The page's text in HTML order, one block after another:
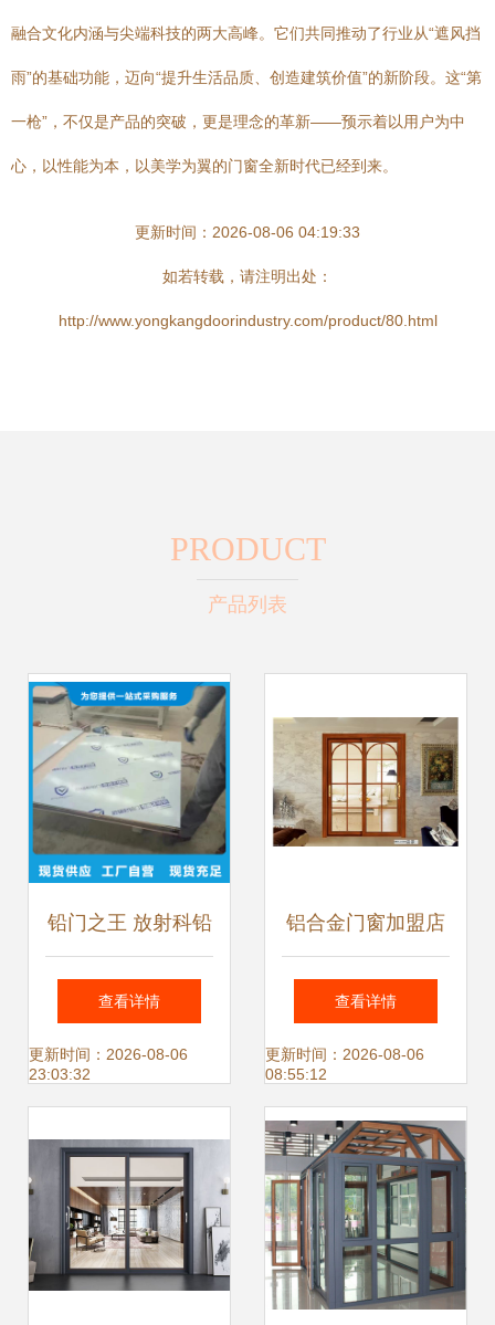
融合文化内涵与尖端科技的两大高峰。它们共同推动了行业从“遮风挡
雨”的基础功能，迈向“提升生活品质、创造建筑价值”的新阶段。这“第
一枪”，不仅是产品的突破，更是理念的革新——预示着以用户为中
心，以性能为本，以美学为翼的门窗全新时代已经到来。
更新时间：2026-08-06 04:19:33
如若转载，请注明出处：
http://www.yongkangdoorindustry.com/product/80.html
PRODUCT
产品列表
铅门之王 放射科铅
门源头工厂直供，
量大价优的硬核品
查看详情
更新时间：2026-08-06
23:03:32
铝合金门窗加盟店
装修攻略 如何通过
设计吸引客户
查看详情
更新时间：2026-08-06
08:55:12